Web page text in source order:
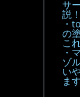
サ
説
・
の
こ
・
ゾ
い
ま